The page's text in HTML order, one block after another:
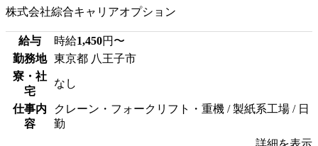
株式会社綜合キャリアオプション
給与 時給1,450円〜
勤務地
東京都 八王子市
寮・社
宅
なし
仕事内
容
クレーン・フォークリフト・重機 / 製紙系工場 / 日
勤
詳細を表示